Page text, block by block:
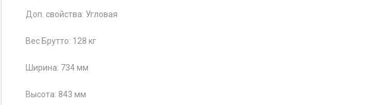
Доп. свойства: Угловая
Вес Брутто: 128 кг
Ширина: 734 мм
Высота: 843 мм